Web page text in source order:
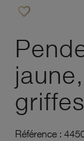
favorite_border
griffes
Référence :